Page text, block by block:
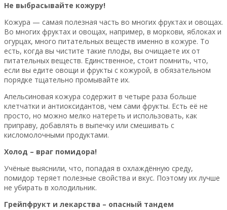
Не выбрасывайте кожуру!
Кожура — самая полезная часть во многих фруктах и овощах.
Во многих фруктах и овощах, например, в моркови, яблоках и
огурцах, много питательных веществ именно в кожуре. То
есть, когда вы чистите такие плоды, вы очищаете их от
питательных веществ. Единственное, стоит помнить, что,
если вы едите овощи и фрукты с кожурой, в обязательном
порядке тщательно промывайте их.
Апельсиновая кожура содержит в четыре раза больше
клетчатки и антиоксидантов, чем сами фрукты. Есть её не
просто, но можно мелко натереть и использовать, как
приправу, добавлять в выпечку или смешивать с
кисломолочными продуктами.
Холод – враг помидора!
Учёные выяснили, что, попадая в охлаждённую среду,
помидор теряет полезные свойства и вкус. Поэтому их лучше
не убирать в холодильник.
Грейпфрукт и лекарства – опасный тандем